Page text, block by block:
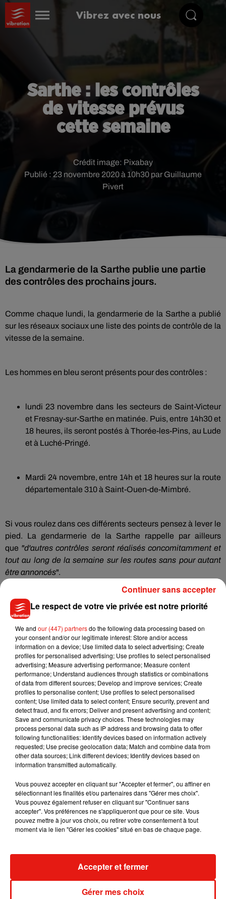
Vibrez avec nous
Sarthe : les contrôles
de vitesse prévus
cette semaine
Publié : 23 novembre 2020 à 10h30 par Guillaume
Pivert
Crédit image: Pixabay
La gendarmerie de la Sarthe publie une partie
des contrôles des prochains jours.
Comme chaque lundi, la gendarmerie de la Sarthe a publié
sur les réseaux sociaux une liste des points de contrôle de la
vitesse de la semaine.
Les hommes en bleu seront présents pour des contrôles :
lundi 23 novembre dans les secteurs de Saint-Victeur
et Fresnay-sur-Sarthe en matinée. Puis, entre 14h30 et
18 heures, ils seront postés à Thorée-les-Pins, au Lude
et à Luché-Pringé.
Mardi 24 novembre, entre 14h et 18 heures sur la route
départementale 310 à Saint-Ouen-de-Mimbré.
Si vous roulez dans ces différents secteurs pensez à lever le
pied. La gendarmerie de la Sarthe rappelle par ailleurs
que "d'autres contrôles seront réalisés concomitamment et
tout au long de la semaine sur les routes sans pour autant
être annoncés".
Musique
5 août 2026
Benny Blanco invite Selena Gomez et
Becky G sur son nouveau single
4 août 2026
Tiny Desk invite Charlie Puth pour une
live session solaire
4 août 2026
Ariana Grande prendra une pause après
sa tournée mondiale
31 juillet 2026
en road-trip dans son nouveau clip
Le respect de votre vie privée est notre priorité
We and our (447) partnersdo the following data processing based on
your consent and/or our legitimate interest: Store and/or access
information on a device; Use limited data to select advertising; Create
profiles for personalised advertising; Use profiles to select personalised
advertising; Measure advertising performance; Measure content
performance; Understand audiences through statistics or combinations
of data from different sources; Develop and improve services; Create
profiles to personalise content; Use profiles to select personalised
content; Use limited data to select content; Ensure security, prevent and
detect fraud, and fix errors; Deliver and present advertising and content;
Save and communicate privacy choices. These technologies may
process personal data such as IP address and browsing data to offer
following functionalities: Identify devices based on information actively
requested; Use precise geolocation data; Match and combine data from
other data sources; Link different devices; Identify devices based on
information transmitted automatically.
Vous pouvez accepter en cliquant sur "Accepter et fermer", ou affiner en
sélectionnant les finalités et/ou partenaires dans "Gérer mes choix".
Vous pouvez également refuser en cliquant sur "Continuer sans
accepter". Vos préférences ne s'appliqueront que pour ce site. Vous
pouvez mettre à jour vos choix, ou retirer votre consentement à tout
moment via le lien "Gérer les cookies" situé en bas de chaque page.
Gérer mes choix
Accepter et fermer
Continuer sans accepter